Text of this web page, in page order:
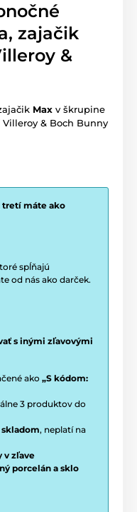
zajačik
&
Max v škrupine
& Boch Bunny
tretí máte ako
spĺňajú
od nás ako darček.
s inými zľavovými
ako „S kódom:
3 produktov do
, neplatí na
v zľave
porcelán a sklo